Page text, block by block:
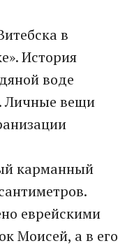
в
История
воде
Личные вещи
карманный
еврейскими
Моисей, а в его